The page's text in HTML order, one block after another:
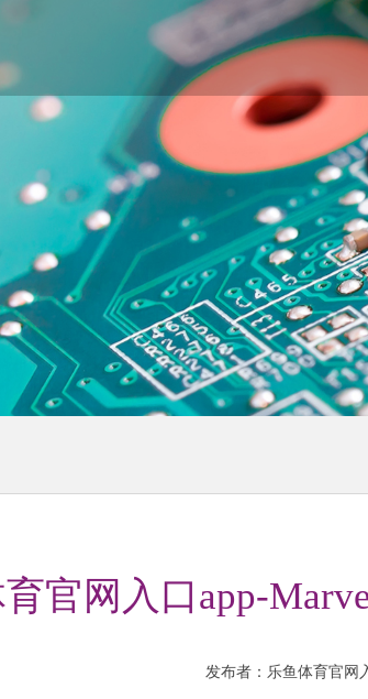
官网入口app-
发布者：乐鱼体育官网